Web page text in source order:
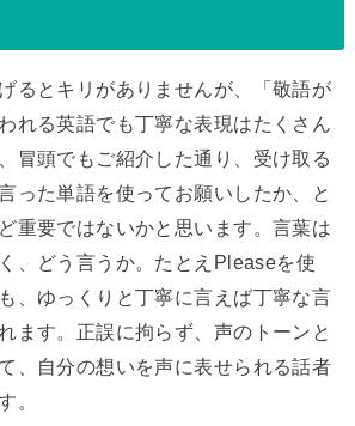
るとキリがありませんが、「敬語が
れる英語でも丁寧な表現はたくさん
冒頭でもご紹介した通り、受け取る
った単語を使ってお願いしたか、と
重要ではないかと思います。言葉は
、どう言うか。たとえPleaseを使
、ゆっくりと丁寧に言えば丁寧な言
ます。正誤に拘らず、声のトーンと
、自分の想いを声に表せられる話者
。